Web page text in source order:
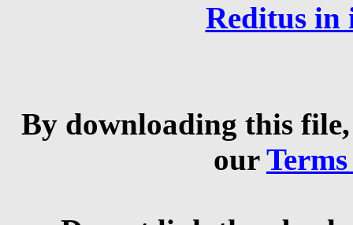
Reditus in
By downloading this
our